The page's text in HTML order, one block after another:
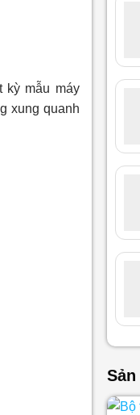
kỳ mẫu máy
xung quanh